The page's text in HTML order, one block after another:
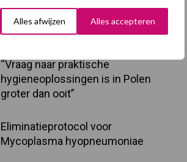
Alles afwijzen Alles accepteren
droogte en geopolitiek houden
handel in de greep
“Vraag naar praktische
hygieneoplossingen is in Polen
groter dan ooit”
Eliminatieprotocol voor
Mycoplasma hyopneumoniae